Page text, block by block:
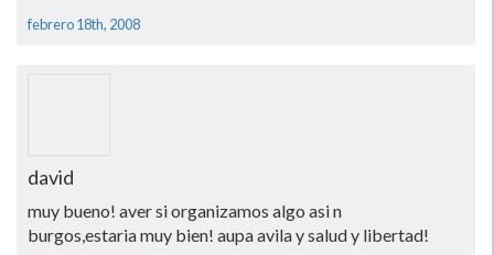
febrero 18th, 2008
david
muy bueno! aver si organizamos algo asi n
burgos,estaria muy bien! aupa avila y salud y libertad!